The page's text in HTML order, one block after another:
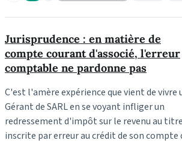
Jurisprudence : en matière de
compte courant d'associé, l'erreur
comptable ne pardonne pas
C'est l'amère expérience que vient de vivre
Gérant de SARL en se voyant infliger un
redressement d'impôt sur le revenu au
inscrite par erreur au crédit de son compte